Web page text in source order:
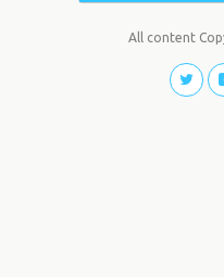
All content